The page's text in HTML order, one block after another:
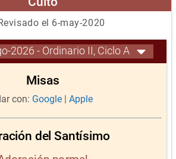
el 6-may-2020
2026 - Ordinario II, Ciclo A
Misas
con: Google | Apple
del Santísimo